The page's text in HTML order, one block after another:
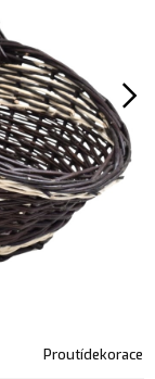
Proutídekorace